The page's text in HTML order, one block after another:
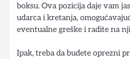
boksu. Ova pozicija daje vam
udarca i kretanja,
eventualne greške i radite na
Ipak, treba da budete oprezni